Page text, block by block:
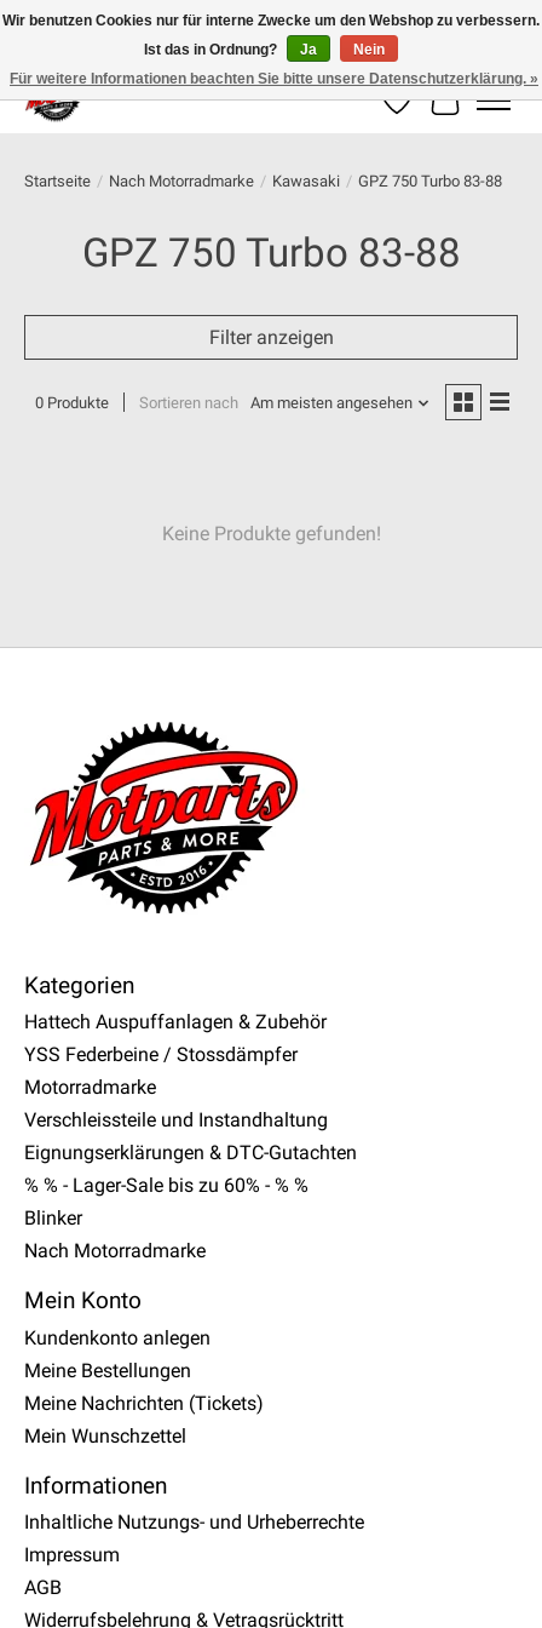
100% schweizer Onlineshop für Dein Motorrad
Wunschzettel
Ihr
Startseite / Nach Motorradmarke / Kawasaki / GPZ 750 Turbo 83-88
GPZ 750 Turbo 83-88
Filter anzeigen
0 Produkte Sortieren nach Am meisten angesehen
Keine Produkte gefunden!
Kategorien
Hattech Auspuffanlagen & Zubehör
YSS Federbeine / Stossdämpfer
Motorradmarke
Verschleissteile und Instandhaltung
Eignungserklärungen & DTC-Gutachten
% % - Lager-Sale bis zu 60% - % %
Blinker
Nach Motorradmarke
Mein Konto
Kundenkonto anlegen
Meine Bestellungen
Meine Nachrichten (Tickets)
Mein Wunschzettel
Informationen
Inhaltliche Nutzungs- und Urheberrechte
Impressum
AGB
Widerrufsbelehrung & Vetragsrücktritt
Wir benutzen Cookies nur für interne Zwecke um den Webshop zu verbessern.
Ist das in Ordnung?
Ja
Nein
Für weitere Informationen beachten Sie bitte unsere Datenschutzerklärung. »